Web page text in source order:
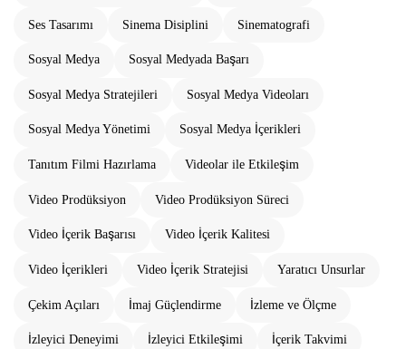
Ses Tasarımı Sinema Disiplini Sinematografi
Sosyal Medya Sosyal Medyada Başarı
Sosyal Medya Stratejileri Sosyal Medya Videoları
Sosyal Medya Yönetimi Sosyal Medya İçerikleri
Tanıtım Filmi Hazırlama Videolar ile Etkileşim
Video Prodüksiyon Video Prodüksiyon Süreci
Video İçerik Başarısı Video İçerik Kalitesi
Video İçerikleri Video İçerik Stratejisi Yaratıcı Unsurlar
Çekim Açıları İmaj Güçlendirme İzleme ve Ölçme
İzleyici Deneyimi İzleyici Etkileşimi İçerik Takvimi